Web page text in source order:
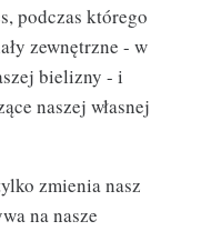
podczas którego
zewnętrzne - w
bielizny - i
naszej własnej
zmienia nasz
na nasze